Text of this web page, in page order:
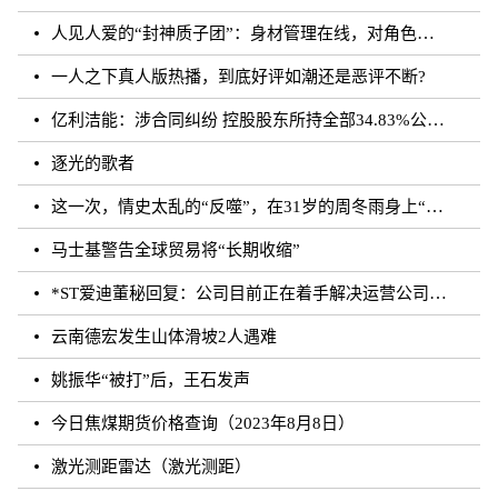
人见人爱的“封神质子团”：身材管理在线，对角色有信念｜文化观察
一人之下真人版热播，到底好评如潮还是恶评不断?
亿利洁能：涉合同纠纷 控股股东所持全部34.83%公司股份被司法轮候冻结
逐光的歌者
这一次，情史太乱的“反噬”，在31岁的周冬雨身上“应验”了！
马士基警告全球贸易将“长期收缩”
*ST爱迪董秘回复：公司目前正在着手解决运营公司剩余无法确权的委托代销商品相关事宜，如有进展
云南德宏发生山体滑坡2人遇难
姚振华“被打”后，王石发声
今日焦煤期货价格查询（2023年8月8日）
激光测距雷达（激光测距）